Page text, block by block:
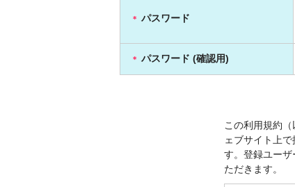
＊ パスワード
＊ パスワード (確認用)
この利用規約
ェブサイト上
す。登録ユー
ただきます。